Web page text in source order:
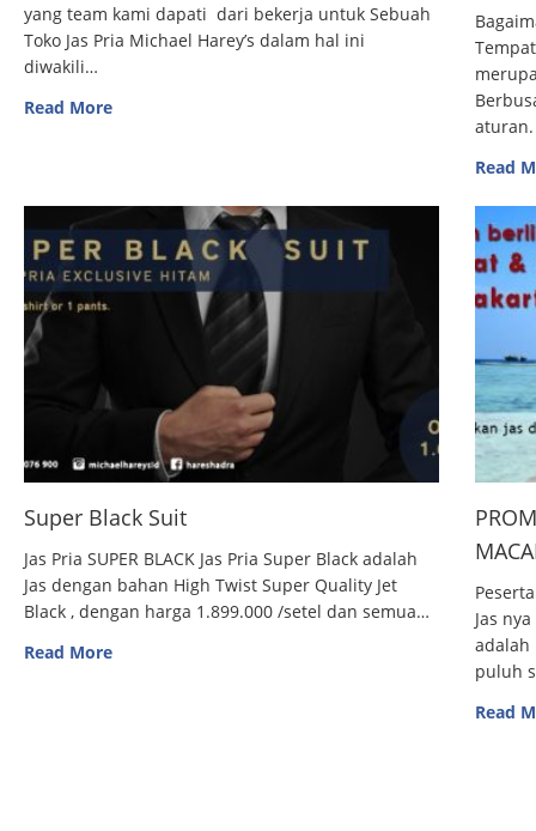
yang team kami dapati dari bekerja untuk Sebuah
Toko Jas Pria Michael Harey’s dalam hal ini
diwakili…
Read More
Read
Super Black Suit
Jas Pria SUPER BLACK Jas Pria Super Black adalah
Jas dengan bahan High Twist Super Quality Jet
Black , dengan harga 1.899.000 /setel dan semua…
Read More
Jas
adalah
puluh
Read